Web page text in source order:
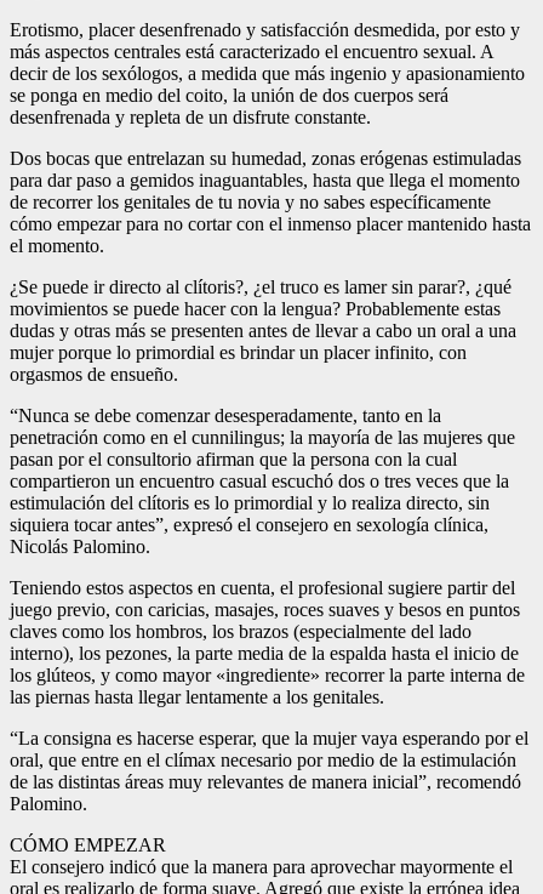
Erotismo, placer desenfrenado y satisfacción desmedida, por esto y
más aspectos centrales está caracterizado el encuentro sexual. A
decir de los sexólogos, a medida que más ingenio y apasionamiento
se ponga en medio del coito, la unión de dos cuerpos será
desenfrenada y repleta de un disfrute constante.
Dos bocas que entrelazan su humedad, zonas erógenas estimuladas
para dar paso a gemidos inaguantables, hasta que llega el momento
de recorrer los genitales de tu novia y no sabes específicamente
cómo empezar para no cortar con el inmenso placer mantenido hasta
el momento.
¿Se puede ir directo al clítoris?, ¿el truco es lamer sin parar?, ¿qué
movimientos se puede hacer con la lengua? Probablemente estas
dudas y otras más se presenten antes de llevar a cabo un oral a una
mujer porque lo primordial es brindar un placer infinito, con
orgasmos de ensueño.
“Nunca se debe comenzar desesperadamente, tanto en la
penetración como en el cunnilingus; la mayoría de las mujeres que
pasan por el consultorio afirman que la persona con la cual
compartieron un encuentro casual escuchó dos o tres veces que la
estimulación del clítoris es lo primordial y lo realiza directo, sin
siquiera tocar antes”, expresó el consejero en sexología clínica,
Nicolás Palomino.
Teniendo estos aspectos en cuenta, el profesional sugiere partir del
juego previo, con caricias, masajes, roces suaves y besos en puntos
claves como los hombros, los brazos (especialmente del lado
interno), los pezones, la parte media de la espalda hasta el inicio de
los glúteos, y como mayor «ingrediente» recorrer la parte interna de
las piernas hasta llegar lentamente a los genitales.
“La consigna es hacerse esperar, que la mujer vaya esperando por el
oral, que entre en el clímax necesario por medio de la estimulación
de las distintas áreas muy relevantes de manera inicial”, recomendó
Palomino.
CÓMO EMPEZAR
El consejero indicó que la manera para aprovechar mayormente el
oral es realizarlo de forma suave. Agregó que existe la errónea idea